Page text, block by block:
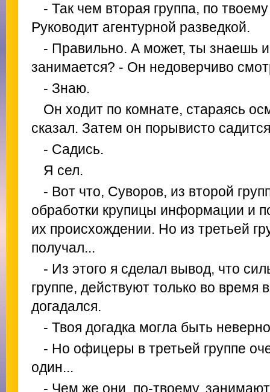
- Так чем вторая группа, по
Руководит агентурной разведкой.
- Правильно. А может, ты знаешь и
занимается? - Он недоверчиво
- Знаю.
Он ходит по комнате, стараясь
сказал. Затем он порывисто
- Садись.
Я сел.
- Вот что, Суворов, из второй
обработки крупицы информации и
их происхождении. Но из третьей
получал...
- Из этого я сделал вывод, что
группе, действуют только во время
догадался.
- Твоя догадка могла быть
- Но офицеры в третьей группе
один...
- Чем же они, по-твоему,